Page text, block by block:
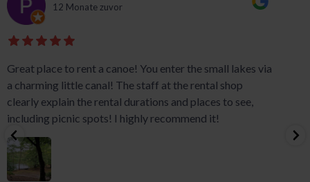
12 Monate zuvor
Great place to rent a canoe! You enter the small lakes via
a charming little canal! The staff at the rental shop
clearly explain the rental durations and places to see,
including picnic spots! I highly recommend it!